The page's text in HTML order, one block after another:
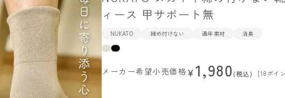
ィース 甲サポート無
NUKATO 締め付けない 通年素材 消臭
メーカー希望小売価格¥1,980 税込 [18ポイ